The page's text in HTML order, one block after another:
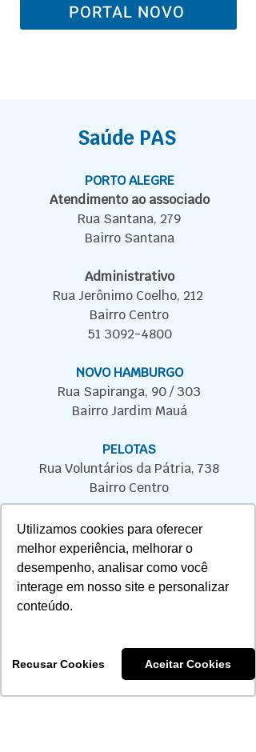
Utilizamos cookies para oferecer
melhor experiência, melhorar o
desempenho, analisar como você
interage em nosso site e personalizar
conteúdo.
Recusar Cookies Aceitar Cookies
PORTAL NOVO
Saúde PAS
PORTO ALEGRE
​Atendimento ao associado
Rua Santana, 279
Bairro Santana
Administrativo
Rua Jerônimo Coelho, 212
Bairro Centro
51 3092-4800
NOVO HAMBURGO
Rua Sapiranga, 90 / 303
Bairro Jardim Mauá
PELOTAS
Rua Voluntários da Pátria, 738
Bairro Centro
OUVIDORIA
51 3092-4808
CENTRAL DO CREDENCIADO
Central de Atendimento
0800 541 6666